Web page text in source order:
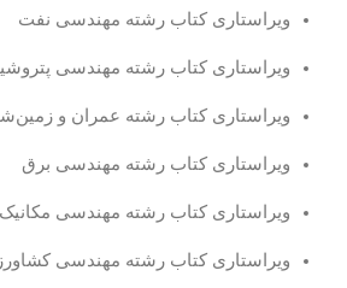
ویراستاری کتاب رشته مهندسی نفت
ویراستاری کتاب رشته مهندسی
ویراستاری کتاب رشته عمران و
ویراستاری کتاب رشته مهندسی برق
ویراستاری کتاب رشته مهندسی مکانیک
ویراستاری کتاب رشته مهندسی